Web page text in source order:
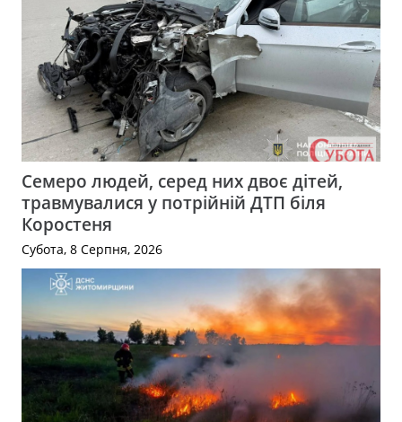
Семеро людей, серед них двоє дітей,
травмувалися у потрійній ДТП біля
Коростеня
Субота, 8 Серпня, 2026